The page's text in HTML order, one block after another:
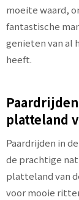
moeite waard,
fantastische
genieten van al
heeft.
platteland
Paardrijden in
de prachtige
platteland van
voor mooie